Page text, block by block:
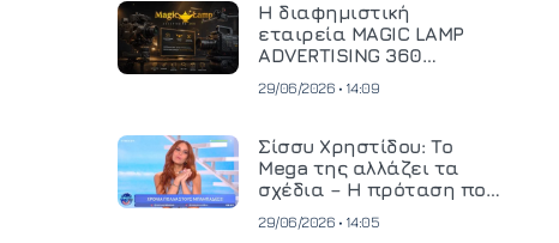
Η διαφημιστική
εταιρεία MAGIC LAMP
ADVERTISING 360
κινηματογραφική
και ανεβάζει τον πήχη
στην παραγωγή
οπτικοακουστικού
περιεχομένου
29/06/2026 • 14:09
Σίσσυ Χρηστίδου: Το
Mega της αλλάζει τα
σχέδια – Η πρόταση που
29/06/2026 • 14:05